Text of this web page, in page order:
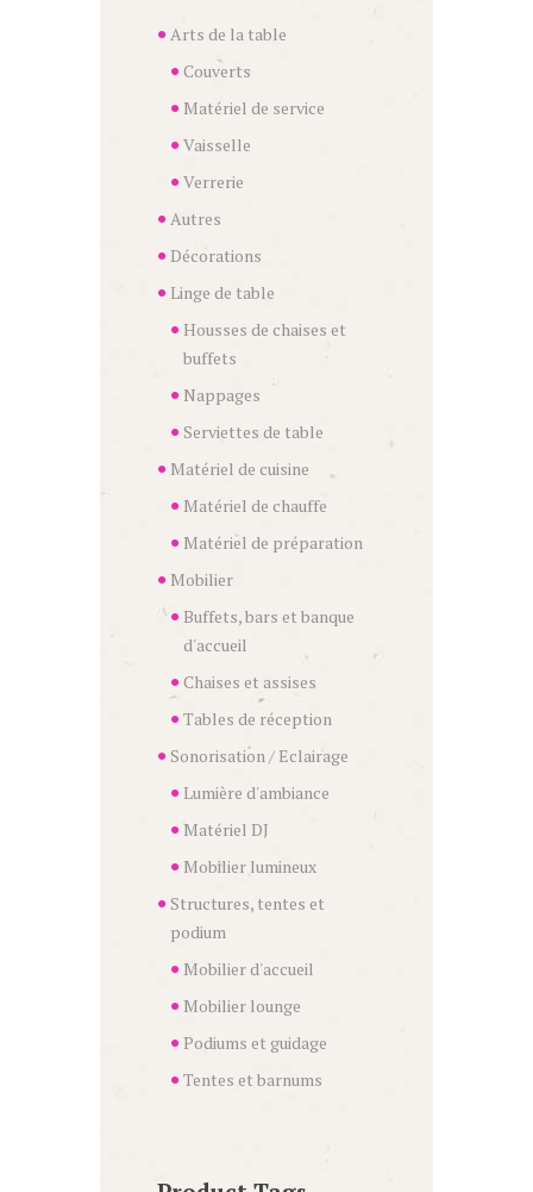
Arts de la table
Couverts
Matériel de service
Vaisselle
Verrerie
Autres
Décorations
Linge de table
Housses de chaises et
buffets
Nappages
Serviettes de table
Matériel de cuisine
Matériel de chauffe
Matériel de préparation
Mobilier
Buffets, bars et banque
d'accueil
Chaises et assises
Tables de réception
Sonorisation / Eclairage
Lumière d'ambiance
Matériel DJ
Mobilier lumineux
Structures, tentes et
podium
Mobilier d'accueil
Mobilier lounge
Podiums et guidage
Tentes et barnums